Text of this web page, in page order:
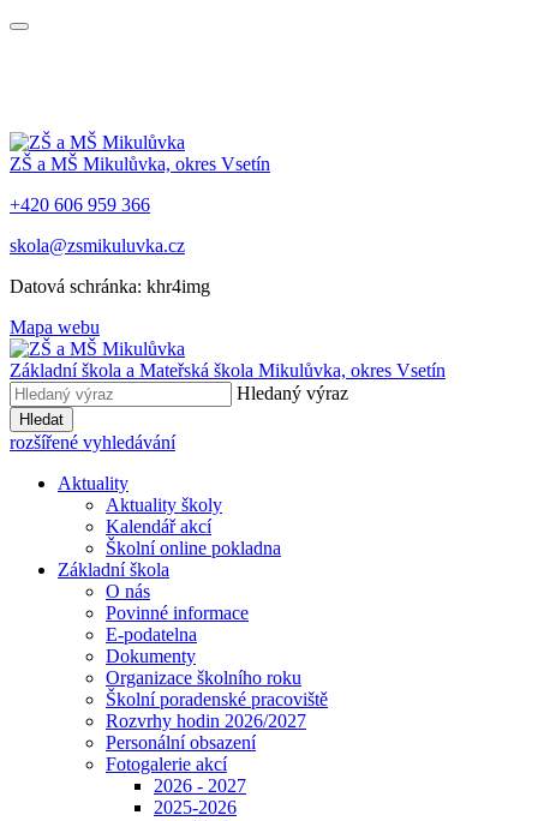
ZŠ a MŠ Mikulůvka, okres Vsetín
+420 606 959 366
skola@zsmikuluvka.cz
Datová schránka: khr4img
Mapa webu
Základní škola a Mateřská škola Mikulůvka, okres Vsetín
Hledaný výraz
Hledat
rozšířené vyhledávání
Aktuality
Aktuality školy
Kalendář akcí
Školní online pokladna
Základní škola
O nás
Povinné informace
E-podatelna
Dokumenty
Organizace školního roku
Školní poradenské pracoviště
Rozvrhy hodin 2026/2027
Personální obsazení
Fotogalerie akcí
2026 - 2027
2025-2026